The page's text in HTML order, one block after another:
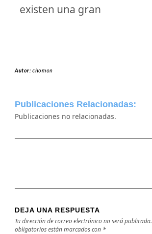
existen una gran
Autor:chomon
Publicaciones Relacionadas:
Publicaciones no relacionadas.
DEJA UNA RESPUESTA
Tu dirección de correo electrónico no será publicada.
obligatorios están marcados con *